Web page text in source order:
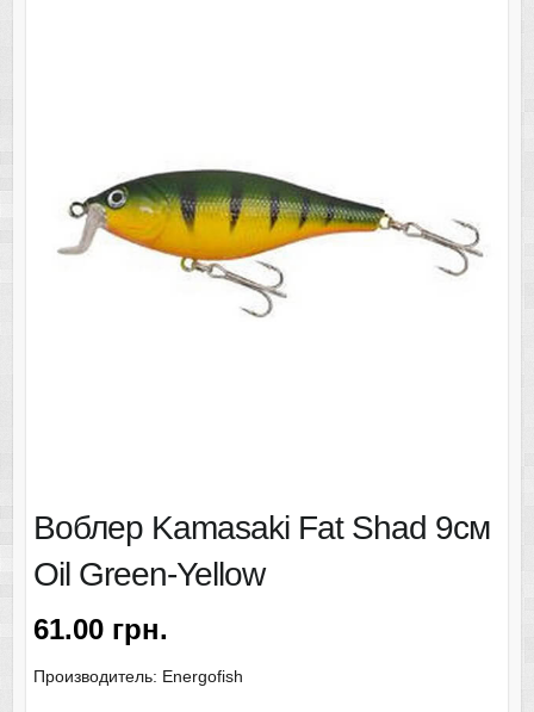
Воблер Kamasaki Fat Shad 9см
Oil Green-Yellow
61.00 грн.
Производитель: Energofish